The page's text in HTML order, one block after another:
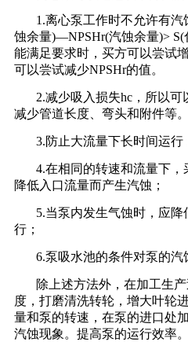
1.离心泵工作时不允许有汽
蚀余量)—NPSHr(汽蚀余量)> S(
能满足要求时，买方可以尝试
可以尝试减少NPSHr的值。
2.减少吸入损失hc，所以
减少管道长度、弯头和附件等。
3.防止大流量下长时间运行
4.在相同的转速和流量下
降低入口流量而产生汽蚀；
5.当泵内发生气蚀时，应
行；
6.泵吸水池的条件对泵的汽
除上述方法外，在加工生
度，打磨清洗转轮，增大叶轮
量和泵的转速，在泵的进口处
汽蚀现象。提高泵的运行效率。